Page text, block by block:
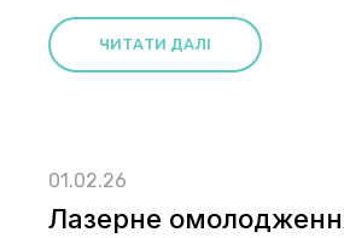
ЧИТАТИ ДАЛІ
01.02.26
Лазерне